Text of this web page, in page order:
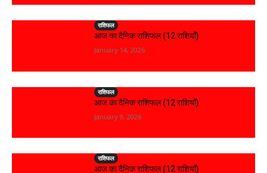
राशिफल
आज का दैनिक राशिफल (12 राशियाँ)
January 14, 2026
राशिफल
आज का दैनिक राशिफल (12 राशियाँ)
January 9, 2026
राशिफल
आज का दैनिक राशिफल (12 राशियाँ)